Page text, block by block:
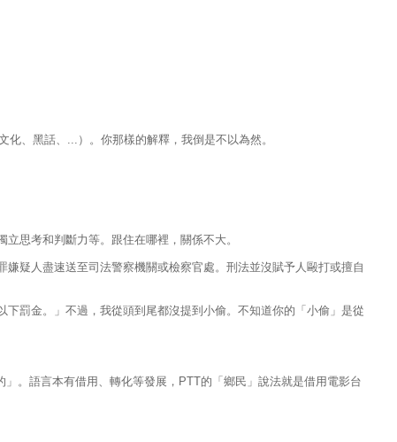
、黑話、...）。你那樣的解釋，我倒是不以為然。
思考和判斷力等。跟住在哪裡，關係不大。
疑人盡速送至司法警察機關或檢察官處。刑法並沒賦予人毆打或擅自
罰金。」不過，我從頭到尾都沒提到小偷。不知道你的「小偷」是從
。語言本有借用、轉化等發展，PTT的「鄉民」說法就是借用電影台